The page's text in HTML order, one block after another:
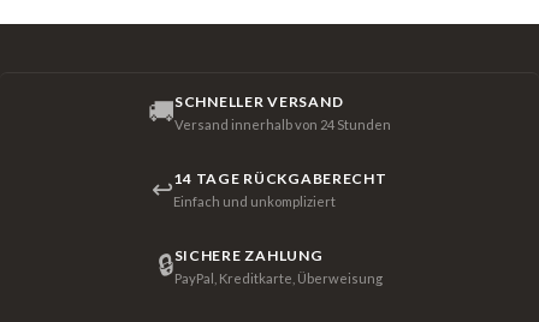
🚚SCHNELLER VERSAND
Versand innerhalb von 24 Stunden
↩14 TAGE RÜCKGABERECHT
Einfach und unkompliziert
🔒SICHERE ZAHLUNG
PayPal, Kreditkarte, Überweisung